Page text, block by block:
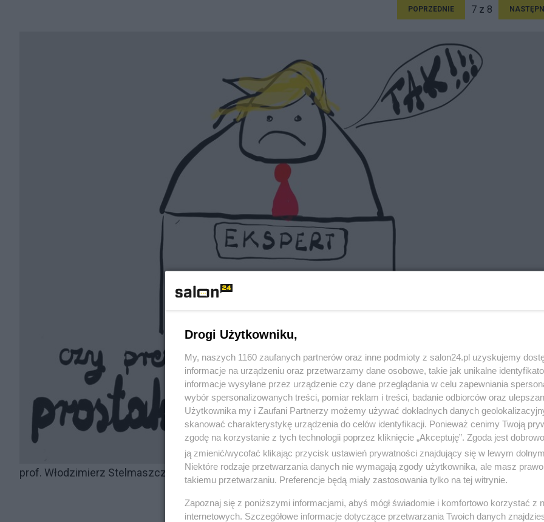
POPRZEDNIE 7 z 8
prof. Włodzimierz Stelmaszczyk
POPRZEDNIE 7 z 8
Drogi Użytkowniku,
My, naszych 1160 zaufanych partnerów oraz inne podmioty z salon24.pl uzyskujemy
informacje na urządzeniu oraz przetwarzamy dane osobowe, takie jak unikalne
informacje wysyłane przez urządzenie czy dane przeglądania w celu zapewniania
wybór spersonalizowanych treści, pomiar reklam i treści, badanie odbiorców oraz
Użytkownika my i Zaufani Partnerzy możemy używać dokładnych danych
skanować charakterystykę urządzenia do celów identyfikacji. Ponieważ cenimy Twoją
zgodę na korzystanie z tych technologii poprzez kliknięcie „Akceptuję”. Zgoda jest
ją zmienić/wycofać klikając przycisk ustawień prywatności znajdujący się w lewym
Niektóre rodzaje przetwarzania danych nie wymagają zgody użytkownika, ale masz
takiemu przetwarzaniu. Preferencje będą miały zastosowania tylko na tej witrynie.
Zapoznaj się z poniższymi informacjami, abyś mógł świadomie i komfortowo korzystać z
internetowych. Szczegółowe informacje dotyczące przetwarzania Twoich danych